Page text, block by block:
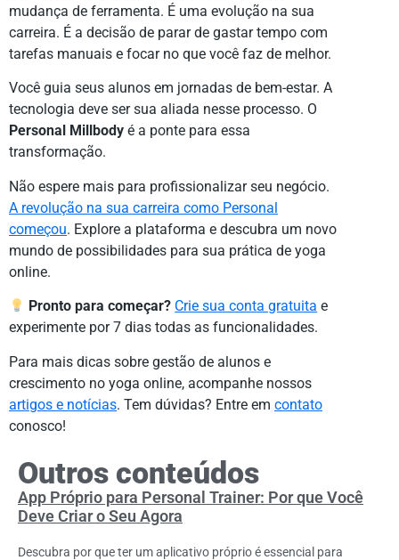
mudança de ferramenta. É uma evolução na sua
carreira. É a decisão de parar de gastar tempo com
tarefas manuais e focar no que você faz de melhor.
Você guia seus alunos em jornadas de bem-estar. A
tecnologia deve ser sua aliada nesse processo. O
Personal Millbody é a ponte para essa
transformação.
Não espere mais para profissionalizar seu negócio.
A revolução na sua carreira como Personal
começou. Explore a plataforma e descubra um novo
mundo de possibilidades para sua prática de yoga
online.
Pronto para começar? Crie sua conta gratuita e
experimente por 7 dias todas as funcionalidades.
Para mais dicas sobre gestão de alunos e
crescimento no yoga online, acompanhe nossos
artigos e notícias. Tem dúvidas? Entre em contato
conosco!
Outros conteúdos
App Próprio para Personal Trainer: Por que Você
Deve Criar o Seu Agora
Descubra por que ter um aplicativo próprio é essencial para